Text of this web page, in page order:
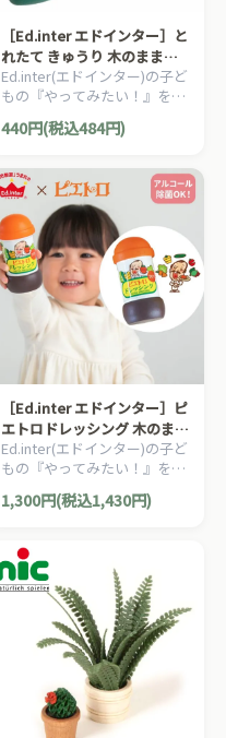
［Ed.inter エドインター］と
れたて きゅうり 木のままご
とあそび
Ed.inter(エドインター)の子ど
もの『やってみたい！』を叶
えてくれるエドインターの木
のままごとあそびシリーズ！
ごジュース』です。
440円(税込484円)
［Ed.inter エドインター］ピ
エトロドレッシング 木のまま
ごとあそび
Ed.inter(エドインター)の子ど
もの『やってみたい！』を叶
えてくれるエドインターの木
のままごとあそびシリーズ！
ごジュース』です。
1,300円(税込1,430円)